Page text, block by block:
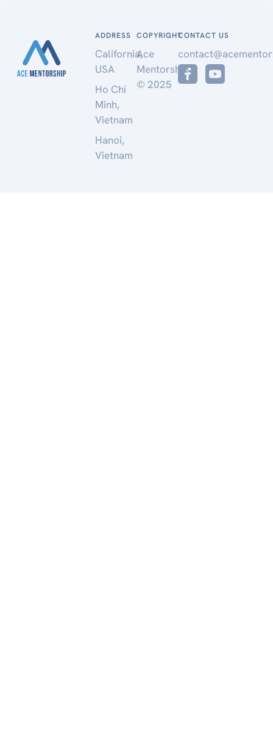
ADDRESS
California,
USA
Ho Chi
Minh,
Vietnam
Hanoi,
Vietnam
COPYRIGHT
Ace
Mentorship
© 2025
CONTACT US